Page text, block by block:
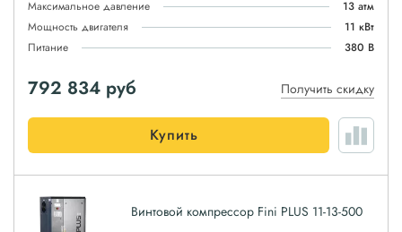
Максимальное давление
13 атм
Мощность двигателя
11 кВт
Питание
380 В
792 834 руб Получить скидку
Купить
Винтовой компрессор Fini PLUS 11-13-500